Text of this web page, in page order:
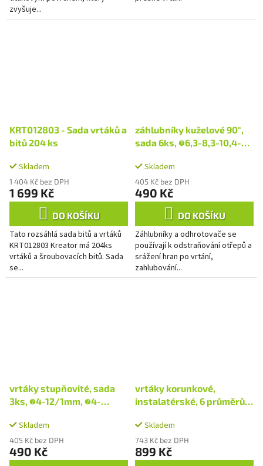
zvyšuje...
KRT012803 - Sada vrtáků a
bitů 204 ks
Skladem
1 404 Kč bez DPH
1 699 Kč
DO KOŠÍKU
Tato rozsáhlá sada bitů a vrtáků
KRT012803 Kreator má 204ks
vrtáků a šroubovacích bitů. Sada
se...
záhlubníky kuželové 90°,
sada 6ks, ∅6,3-8,3-10,4-
Skladem
405 Kč bez DPH
490 Kč
DO KOŠÍKU
Záhlubníky a odhrotovače se
používají k odstraňování otřepů a
srážení hran po vrtání,
zahlubování...
vrtáky stupňovité, sada
3ks, ∅4-12/1mm, ∅4-
Skladem
405 Kč bez DPH
490 Kč
vrtáky korunkové,
instalatérské, 6 průměrů,
Skladem
743 Kč bez DPH
899 Kč